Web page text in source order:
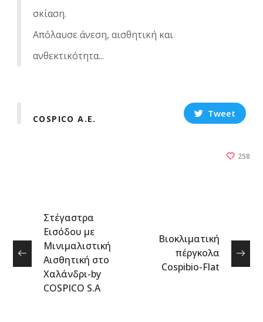
σκίαση.
Απόλαυσε άνεση, αισθητική και
ανθεκτικότητα...
COSPICO A.E. Tweet
258
Στέγαστρα
Εισόδου με
Μινιμαλιστική
Αισθητική στο
Χαλάνδρι-by
COSPICO S.A
Βιοκλιματική
πέργκολα
Cospibio-Flat